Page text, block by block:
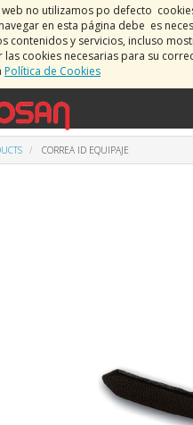
web no utilizamos po defecto
en esta página debe es
contenidos y servicios, incluso
las cookies necesarias para su
Política de Cookies
CORREA ID EQUIPAJE